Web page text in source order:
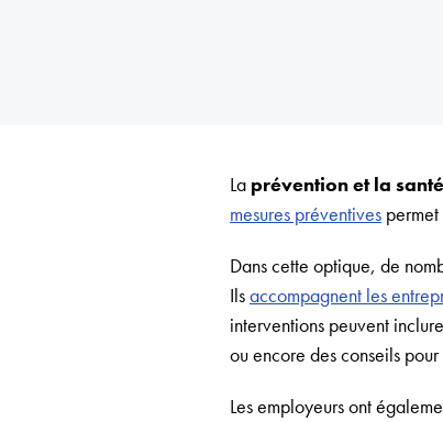
La prévention et la
mesures préventives
Dans cette optique, de
Ilsaccompagnent les
interventions peuvent
ou encore des conseils
Les employeurs ont